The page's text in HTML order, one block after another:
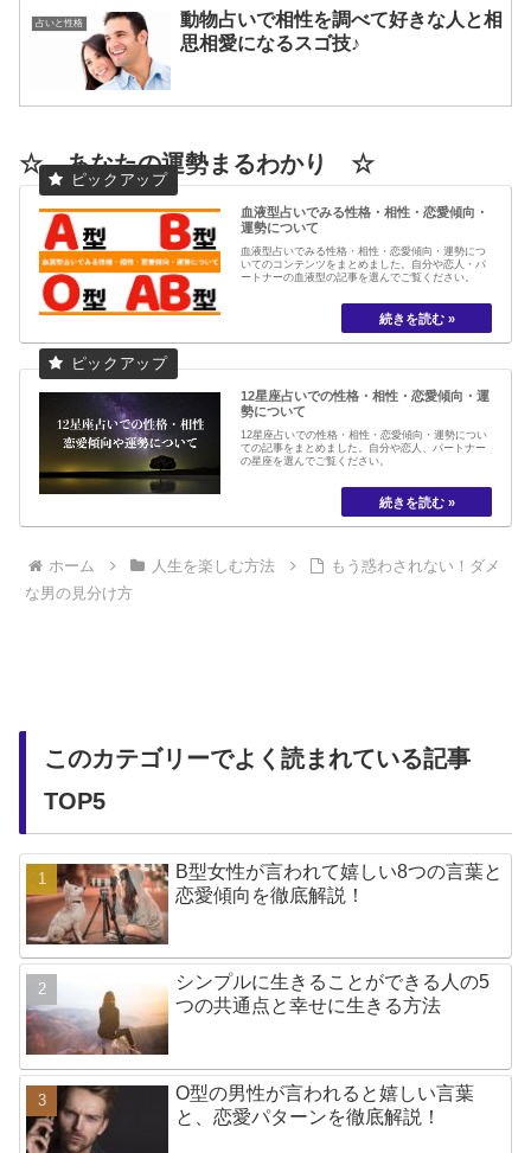
占いと性格
動物占いで相性を調べて好きな人と相
思相愛になるスゴ技♪
☆ あなたの運勢まるわかり ☆
血液型占いでみる性格・相性・恋愛傾向・
運勢について
血液型占いでみる性格・相性・恋愛傾向・運勢につ
いてのコンテンツをまとめました。自分や恋人・パ
ートナーの血液型の記事を選んでご覧ください。
12星座占いでの性格・相性・恋愛傾向・運
勢について
12星座占いでの性格・相性・恋愛傾向・運勢につい
ての記事をまとめました。自分や恋人、パートナー
の星座を選んでご覧ください。
ホーム 人生を楽しむ方法
もう惑わされない！ダメ
な男の見分け方
このカテゴリーでよく読まれている記事
TOP5
B型女性が言われて嬉しい8つの言葉と
恋愛傾向を徹底解説！
シンプルに生きることができる人の5
つの共通点と幸せに生きる方法
O型の男性が言われると嬉しい言葉
と、恋愛パターンを徹底解説！